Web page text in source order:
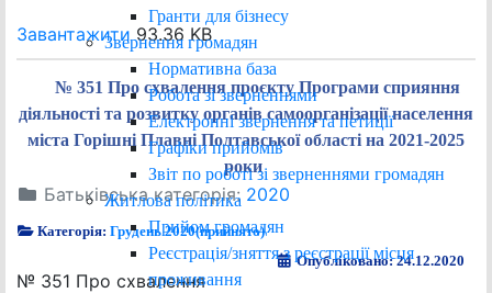
Гранти для бізнесу
Звернення громадян
Нормативна база
Робота зі зверненнями
Електронні звернення та петиції
Графіки прийомів
Звіт по роботі зі зверненнями громадян
Житлова політика
Прийом громадян
Реєстрація/зняття з реєстрації місця
проживання
Завантажити93.36 KB
№ 351 Про схвалення проєкту Програми сприяння
діяльності та розвитку органів самоорганізації населення
міста Горішні Плавні Полтавської області на 2021-2025
роки
Батьківська категорія: 2020
Категорія:Грудень 2020(прийнято)
Опубліковано: 24.12.2020
№ 351 Про схвалення